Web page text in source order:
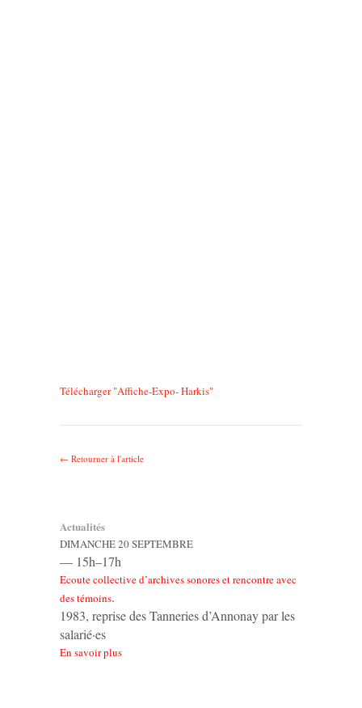
Télécharger "Affiche-Expo- Harkis"
← Retourner à l'article
Actualités
DIMANCHE 20 SEPTEMBRE
— 15h–17h
Ecoute collective d’archives sonores et rencontre avec
des témoins.
1983, reprise des Tanneries d’Annonay par les
salarié·es
En savoir plus